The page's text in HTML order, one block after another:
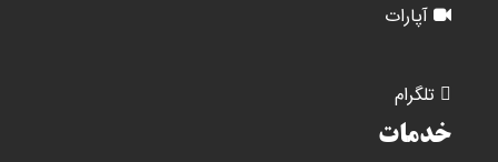
آپارات
تلگرام
خدمات